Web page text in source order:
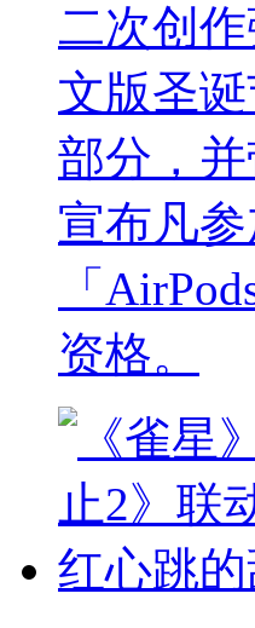
二次创
文版圣
部分，
宣布凡
「
资格。